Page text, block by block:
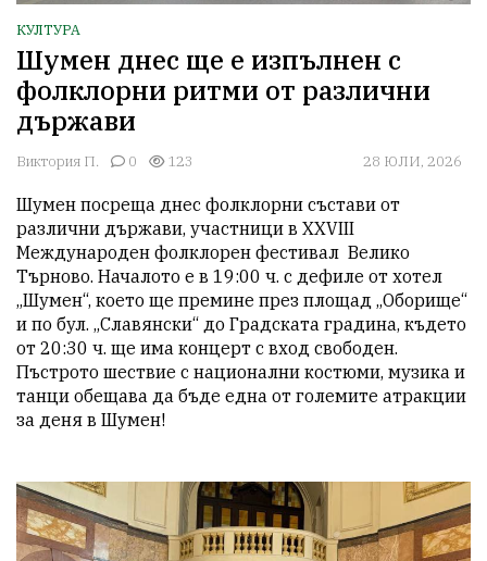
КУЛТУРА
Шумен днес ще е изпълнен с
фолклорни ритми от различни
държави
Виктория П. 0 123 28 ЮЛИ, 2026
Шумен посреща днес фолклорни състави от
различни държави, участници в XXVIII
Международен фолклорен фестивал  Велико
Търново. Началото е в 19:00 ч. с дефиле от хотел
„Шумен“, което ще премине през площад „Оборище“
и по бул. „Славянски“ до Градската градина, където
от 20:30 ч. ще има концерт с вход свободен.
Пъстрото шествие с национални костюми, музика и
танци обещава да бъде една от големите атракции
за деня в Шумен!